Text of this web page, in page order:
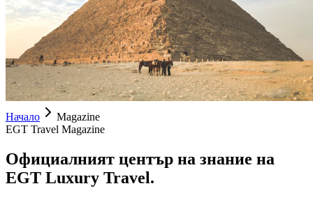
Начало
Magazine
EGT Travel Magazine
Официалният център на знание на
EGT Luxury Travel.